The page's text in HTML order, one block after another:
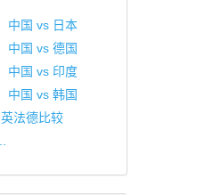
中国 vs 日本
中国 vs 德国
中国 vs 印度
中国 vs 韩国
英法德比较